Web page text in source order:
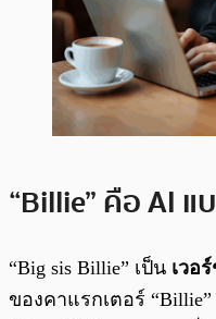
“Billie” คือ AI แ
“Big sis Billie” เป็น เวอ
ของคาแรกเตอร์